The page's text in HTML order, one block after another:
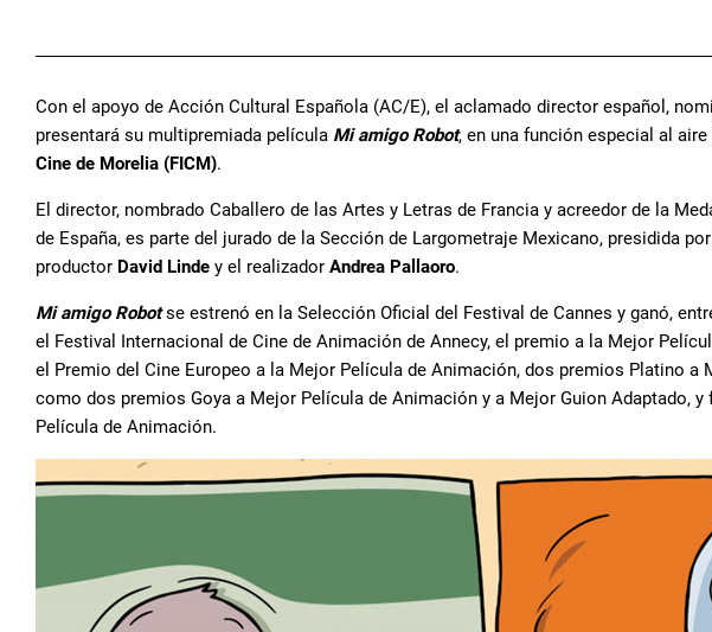
Con el apoyo de Acción Cultural Española (AC/E), el aclamado director español,
presentará su multipremiada película Mi amigo Robot, en una función especial al aire
Cine de Morelia (FICM).
El director, nombrado Caballero de las Artes y Letras de Francia y acreedor de la
de España, es parte del jurado de la Sección de Largometraje Mexicano, presidida por
productor David Linde y el realizador Andrea Pallaoro.
Mi amigo Robotse estrenó en la Selección Oficial del Festival de Cannes y ganó,
el Festival Internacional de Cine de Animación de Annecy, el premio a la Mejor
el Premio del Cine Europeo a la Mejor Película de Animación, dos premios Platino
como dos premios Goya a Mejor Película de Animación y a Mejor Guion Adaptado,
Película de Animación.